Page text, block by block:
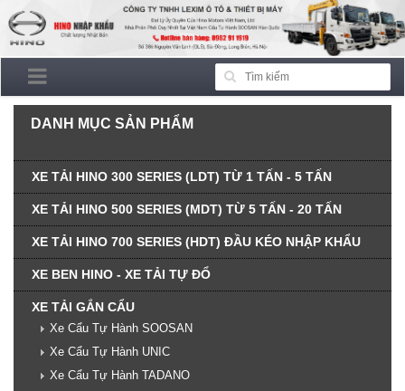
DANH MỤC SẢN PHẨM
XE TẢI HINO 300 SERIES (LDT) TỪ 1 TẤN - 5 TẤN
XE TẢI HINO 500 SERIES (MDT) TỪ 5 TẤN - 20 TẤN
XE TẢI HINO 700 SERIES (HDT) ĐẦU KÉO NHẬP KHẨU
XE BEN HINO - XE TẢI TỰ ĐỔ
XE TẢI GẮN CẨU
Xe Cẩu Tự Hành SOOSAN
Xe Cẩu Tự Hành UNIC
Xe Cẩu Tự Hành TADANO